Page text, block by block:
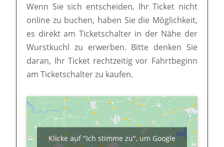
Wenn Sie sich entscheiden, Ihr Ticket nicht
online zu buchen, haben Sie die Möglichkeit,
es direkt am Ticketschalter in der Nähe der
Wurstkuchl zu erwerben. Bitte denken Sie
daran, Ihr Ticket rechtzeitig vor Fahrtbeginn
am Ticketschalter zu kaufen.
Klicke auf "Ich stimme zu", um Google